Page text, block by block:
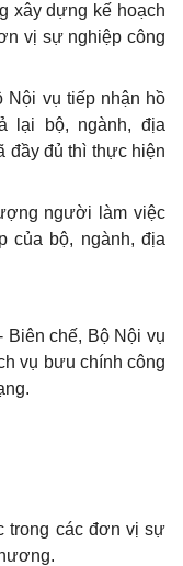
xây dựng kế hoạch
vị sự nghiệp công
Nội vụ tiếp nhận hồ
lại bộ, ngành, địa
đầy đủ thì thực hiện
người làm việc
của bộ, ngành, địa
Biên chế, Bộ Nội vụ
vụ bưu chính công
trong các đơn vị sự